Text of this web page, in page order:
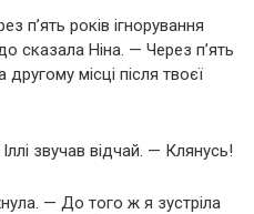
п’ять років ігнорування
сказала Ніна. — Через п’ять
місці після твоєї
звучав відчай. — Клянусь!
— До того ж я зустріла